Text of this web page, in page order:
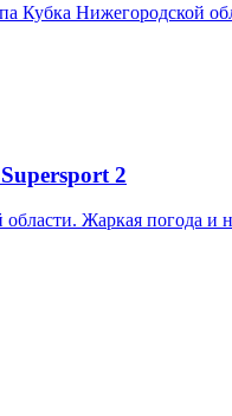
Кубка Нижегородской
2
Жаркая погода и